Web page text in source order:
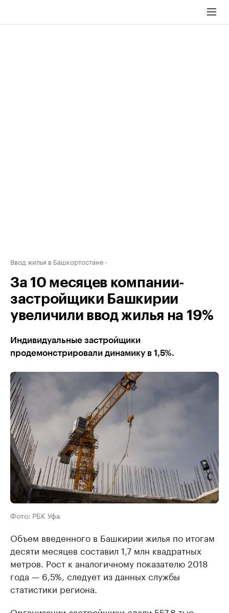
Ввод жилья в Башкортостане
За 10 месяцев компании-
застройщики Башкирии
увеличили ввод жилья на 19%
Индивидуальные застройщики
продемонстрировали динамику в 1,5%.
Фото: РБК Уфа
Объем введенного в Башкирии жилья по итогам
десяти месяцев составил 1,7 млн квадратных
метров. Рост к аналогичному показателю 2018
года — 6,5%, следует из данных службы
статистики региона.